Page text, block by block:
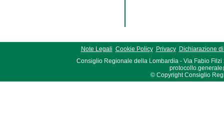
Note Legali Cookie Policy Privacy
Dichiarazione
Consiglio Regionale della Lombardia - Via Fabio Filzi
© Copyright Consiglio